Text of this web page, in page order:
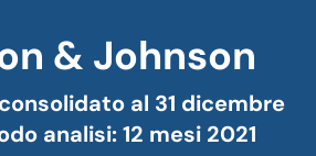
& Johnson
al 31 dicembre
analisi: 12 mesi 2021
Tu sei qui: